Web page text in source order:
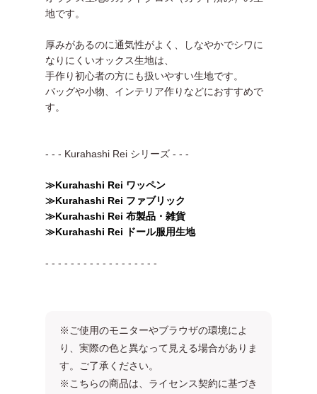
地です。
厚みがあるのに通気性がよく、しなやかでシワに
なりにくいオックス生地は、
手作り初心者の方にも扱いやすい生地です。
バッグや小物、インテリア作りなどにおすすめで
す。
- - - Kurahashi Rei シリーズ - - -
≫Kurahashi Rei ワッペン
≫Kurahashi Rei ファブリック
≫Kurahashi Rei 布製品・雑貨
≫Kurahashi Rei ドール服用生地
- - - - - - - - - - - - - - - - - -
※ご使用のモニターやブラウザの環境によ
り、実際の色と異なって見える場合がありま
す。ご了承ください。
※こちらの商品は、ライセンス契約に基づき